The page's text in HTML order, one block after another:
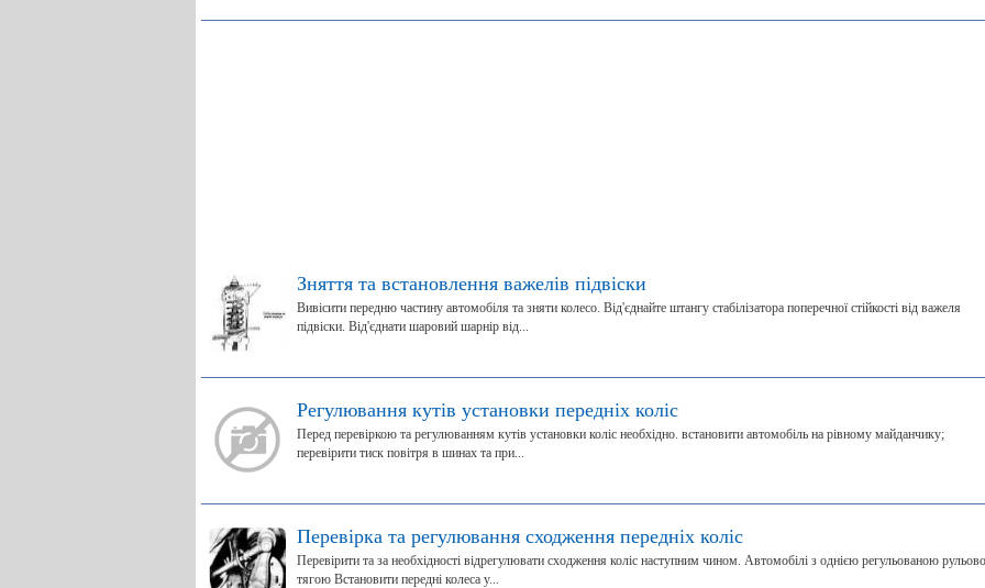
Зняття та встановлення важелів підвіски
Вивісити передню частину автомобіля та зняти колесо. Від'єднайте штангу стабілізатора поперечної стійкості від важеля
підвіски. Від'єднати шаровий шарнір від...
Регулювання кутів установки передніх коліс
Перед перевіркою та регулюванням кутів установки коліс необхідно. встановити автомобіль на рівному майданчику;
перевірити тиск повітря в шинах та при...
Перевірка та регулювання сходження передніх коліс
Перевірити та за необхідності відрегулювати сходження коліс наступним чином. Автомобілі з однією регульованою
тягою Встановити передні колеса у...